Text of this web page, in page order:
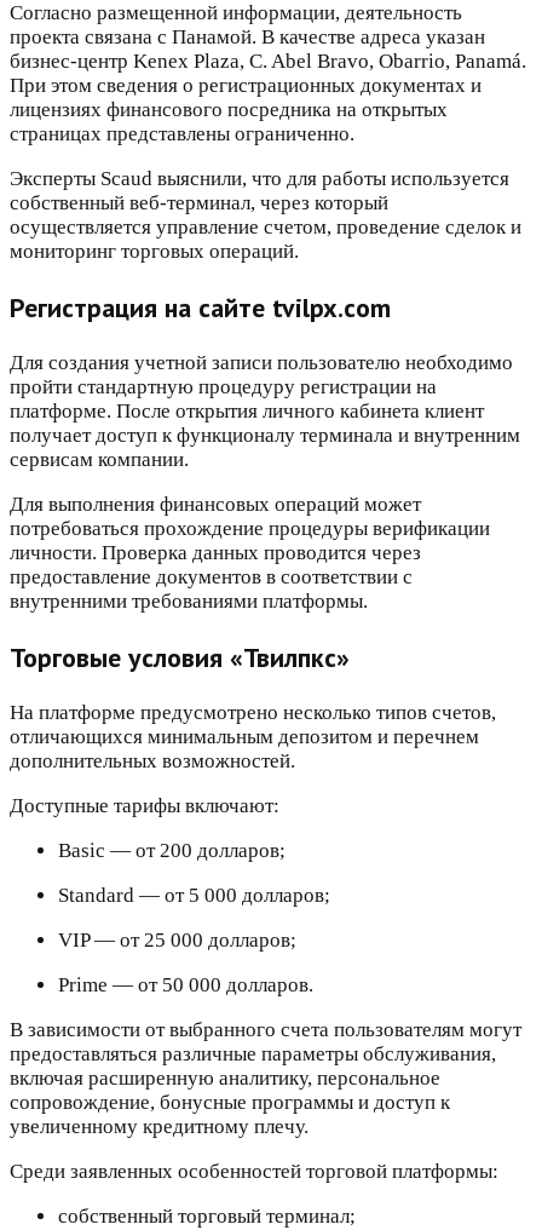
Согласно размещенной информации, деятельность
проекта связана с Панамой. В качестве адреса указан
бизнес-центр Kenex Plaza, C. Abel Bravo, Obarrio, Panamá.
При этом сведения о регистрационных документах и
лицензиях финансового посредника на открытых
страницах представлены ограниченно.
Эксперты Scaud выяснили, что для работы используется
собственный веб-терминал, через который
осуществляется управление счетом, проведение сделок и
мониторинг торговых операций.
Регистрация на сайте tvilpx.com
Для создания учетной записи пользователю необходимо
пройти стандартную процедуру регистрации на
платформе. После открытия личного кабинета клиент
получает доступ к функционалу терминала и внутренним
сервисам компании.
Для выполнения финансовых операций может
потребоваться прохождение процедуры верификации
личности. Проверка данных проводится через
предоставление документов в соответствии с
внутренними требованиями платформы.
Торговые условия «Твилпкс»
На платформе предусмотрено несколько типов счетов,
отличающихся минимальным депозитом и перечнем
дополнительных возможностей.
Доступные тарифы включают:
Basic — от 200 долларов;
Standard — от 5 000 долларов;
VIP — от 25 000 долларов;
Prime — от 50 000 долларов.
В зависимости от выбранного счета пользователям могут
предоставляться различные параметры обслуживания,
включая расширенную аналитику, персональное
сопровождение, бонусные программы и доступ к
увеличенному кредитному плечу.
Среди заявленных особенностей торговой платформы:
собственный торговый терминал;